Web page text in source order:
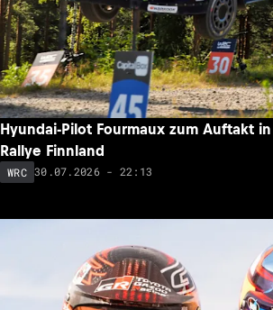
Hyundai-Pilot Fourmaux zum Auftakt
Rallye Finnland
WRC 30.07.2026 - 22:13